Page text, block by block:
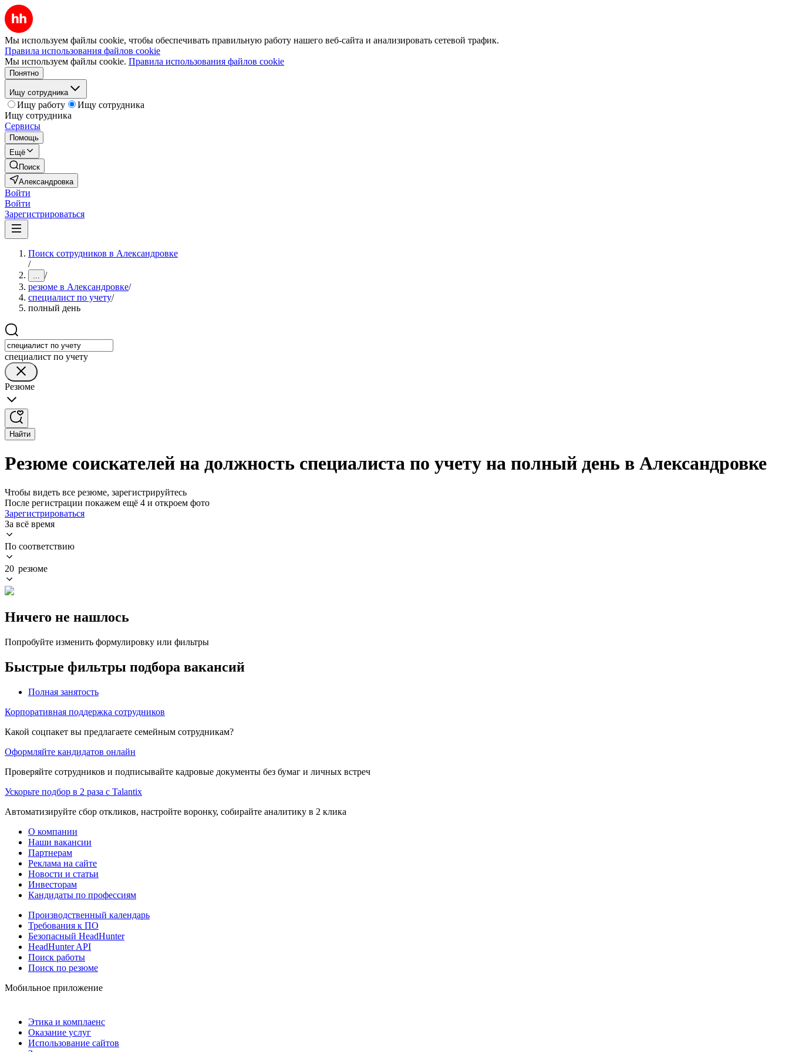
Мы используем файлы cookie, чтобы обеспечивать правильную работу нашего веб-сайта и анализировать сетевой трафик.
Правила использования файлов cookie
Мы используем файлы cookie. Правила использования файлов cookie
Понятно
Ищу сотрудника
Ищу работу
Ищу сотрудника
Ищу сотрудника
Сервисы
Помощь
Ещё
Поиск
Александровка
Войти
Войти
Зарегистрироваться
Поиск сотрудников в Александровке
/
... /
резюме в Александровке/
специалист по учету/
полный день
специалист по учету
Резюме
Найти
Резюме соискателей на должность специалиста по учету на полный день в Александровке
Чтобы видеть все резюме, зарегистрируйтесь
После регистрации покажем ещё 4 и откроем фото
Зарегистрироваться
За всё время
По соответствию
20 резюме
Ничего не нашлось
Попробуйте изменить формулировку или фильтры
Быстрые фильтры подбора вакансий
Полная занятость
Корпоративная поддержка сотрудников
Какой соцпакет вы предлагаете семейным сотрудникам?
Оформляйте кандидатов онлайн
Проверяйте сотрудников и подписывайте кадровые документы без бумаг и личных встреч
Ускорьте подбор в 2 раза с Talantix
Автоматизируйте сбор откликов, настройте воронку, собирайте аналитику в 2 клика
О компании
Наши вакансии
Партнерам
Реклама на сайте
Новости и статьи
Инвесторам
Кандидаты по профессиям
Производственный календарь
Требования к ПО
Безопасный HeadHunter
HeadHunter API
Поиск работы
Поиск по резюме
Мобильное приложение
Этика и комплаенс
Оказание услуг
Использование сайтов